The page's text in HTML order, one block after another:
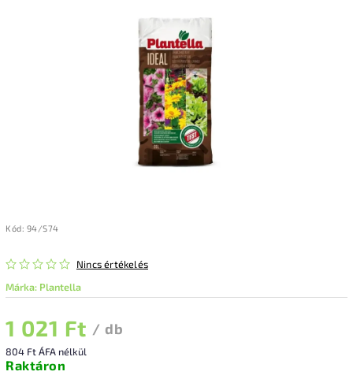
Kód: 94/S74
Nincs értékelés
Márka: Plantella
1 021 Ft / db
804 Ft ÁFA nélkül
Raktáron